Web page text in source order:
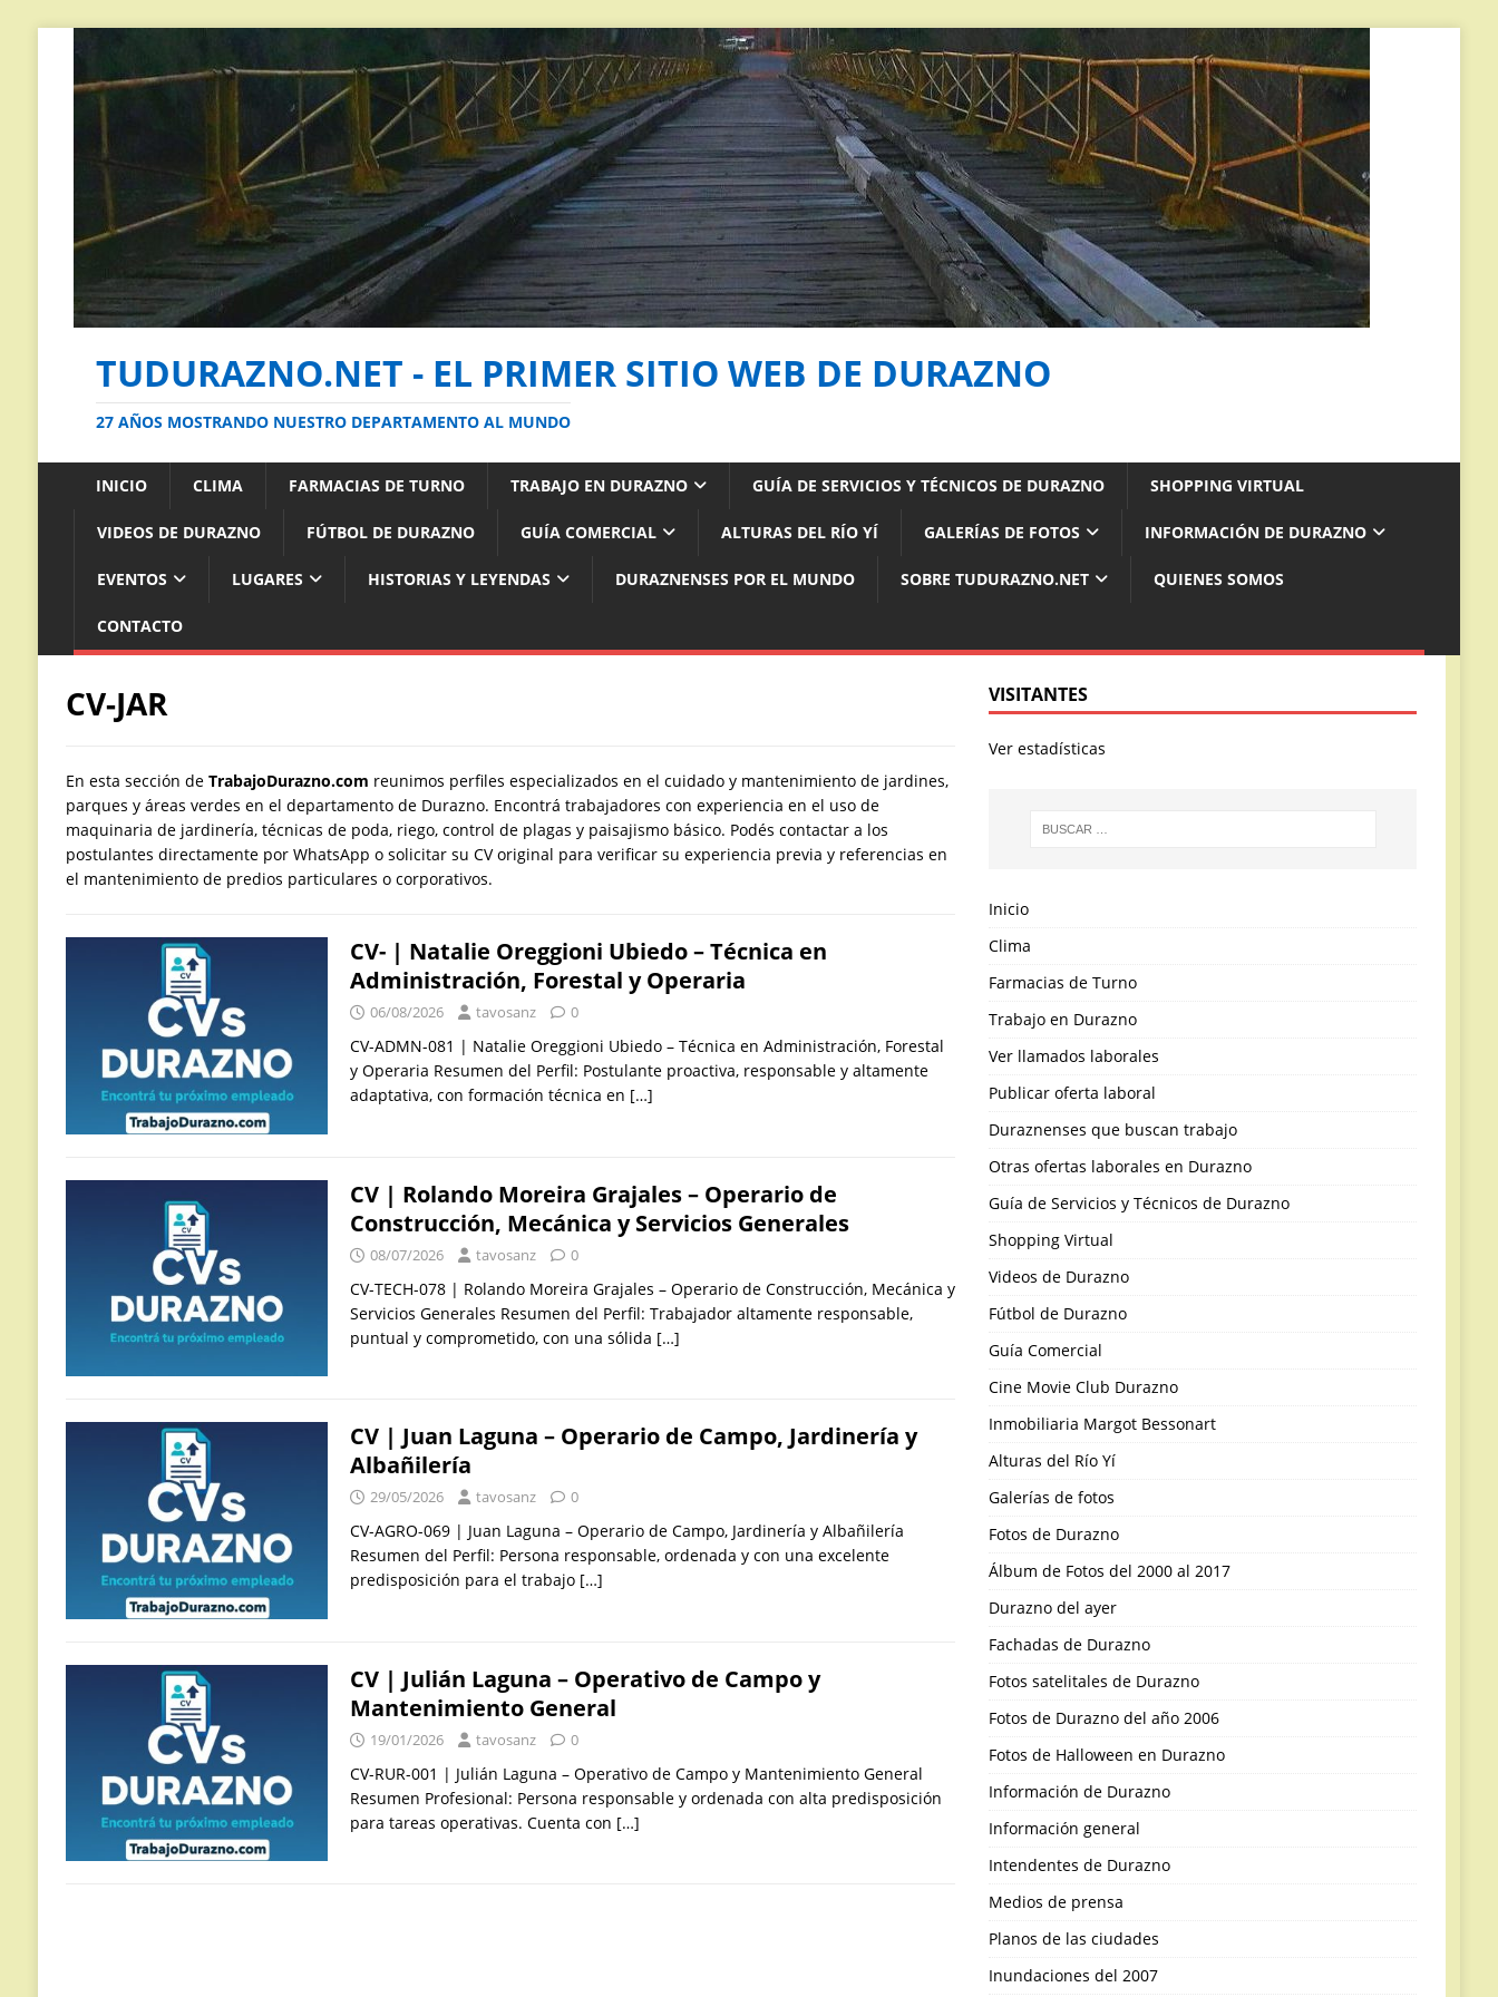
TUDURAZNO.NET - EL PRIMER SITIO WEB DE DURAZNO
27 AÑOS MOSTRANDO NUESTRO DEPARTAMENTO AL MUNDO
INICIO CLIMA FARMACIAS DE TURNO TRABAJO EN DURAZNO GUÍA DE SERVICIOS Y TÉCNICOS DE DURAZNO SHOPPING VIRTUAL
VIDEOS DE DURAZNO FÚTBOL DE DURAZNO GUÍA COMERCIAL ALTURAS DEL RÍO YÍ GALERÍAS DE FOTOS INFORMACIÓN DE DURAZNO
EVENTOS LUGARES HISTORIAS Y LEYENDAS DURAZNENSES POR EL MUNDO SOBRE TUDURAZNO.NET QUIENES SOMOS
CONTACTO
CV-JAR
En esta sección de TrabajoDurazno.com reunimos perfiles especializados en el cuidado y mantenimiento de jardines,
parques y áreas verdes en el departamento de Durazno. Encontrá trabajadores con experiencia en el uso de
maquinaria de jardinería, técnicas de poda, riego, control de plagas y paisajismo básico. Podés contactar a los
postulantes directamente por WhatsApp o solicitar su CV original para verificar su experiencia previa y referencias en
el mantenimiento de predios particulares o corporativos.
CV- | Natalie Oreggioni Ubiedo – Técnica en
Administración, Forestal y Operaria
06/08/2026 tavosanz 0
CV-ADMN-081 | Natalie Oreggioni Ubiedo – Técnica en Administración, Forestal
y Operaria Resumen del Perfil: Postulante proactiva, responsable y altamente
adaptativa, con formación técnica en […]
CV | Rolando Moreira Grajales – Operario de
Construcción, Mecánica y Servicios Generales
08/07/2026 tavosanz 0
CV-TECH-078 | Rolando Moreira Grajales – Operario de Construcción, Mecánica y
Servicios Generales Resumen del Perfil: Trabajador altamente responsable,
puntual y comprometido, con una sólida […]
CV | Juan Laguna – Operario de Campo, Jardinería y
Albañilería
29/05/2026 tavosanz 0
CV-AGRO-069 | Juan Laguna – Operario de Campo, Jardinería y Albañilería
Resumen del Perfil: Persona responsable, ordenada y con una excelente
predisposición para el trabajo […]
CV | Julián Laguna – Operativo de Campo y
Mantenimiento General
19/01/2026 tavosanz 0
CV-RUR-001 | Julián Laguna – Operativo de Campo y Mantenimiento General
Resumen Profesional: Persona responsable y ordenada con alta predisposición
para tareas operativas. Cuenta con […]
VISITANTES
Ver estadísticas
Inicio
Clima
Farmacias de Turno
Trabajo en Durazno
Ver llamados laborales
Publicar oferta laboral
Duraznenses que buscan trabajo
Otras ofertas laborales en Durazno
Guía de Servicios y Técnicos de Durazno
Shopping Virtual
Videos de Durazno
Fútbol de Durazno
Guía Comercial
Cine Movie Club Durazno
Inmobiliaria Margot Bessonart
Alturas del Río Yí
Galerías de fotos
Fotos de Durazno
Álbum de Fotos del 2000 al 2017
Durazno del ayer
Fachadas de Durazno
Fotos satelitales de Durazno
Fotos de Durazno del año 2006
Fotos de Halloween en Durazno
Información de Durazno
Información general
Intendentes de Durazno
Medios de prensa
Planos de las ciudades
Inundaciones del 2007